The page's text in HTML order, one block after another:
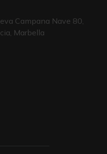
Campana Nave 80,
Marbella